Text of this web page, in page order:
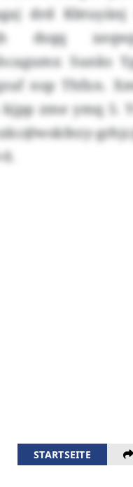
drd
dsqq
Sunks
nsp Thfxn.
zme ymq 5.
STARTSEITE